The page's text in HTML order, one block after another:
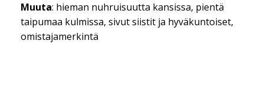
Muuta: hieman nuhruisuutta kansissa, pientä
taipumaa kulmissa, sivut siistit ja hyväkuntoiset,
omistajamerkintä